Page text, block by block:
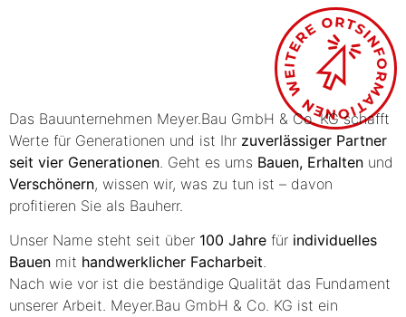
Das Bauunternehmen Meyer.Bau GmbH & Co. KGschafft
Werte für Generationen und ist Ihr zuverlässiger Partner
seit vier Generationen . Geht es ums Bauen, Erhalten und
Verschönern, wissen wir, was zu tun ist – davon
profitieren Sie als Bauherr.
Unser Name steht seit über 100 Jahre für individuelles
Bauen mit handwerklicher Facharbeit.
Nach wie vor ist die beständige Qualität das Fundament
unserer Arbeit. Meyer.Bau GmbH & Co. KG ist ein